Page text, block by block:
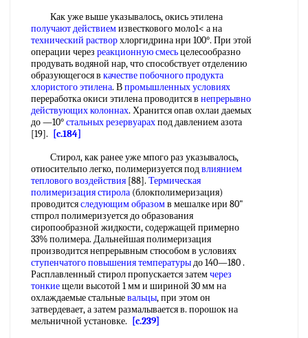
Как уже выше указывалось, окись этилена
получают действиемизвесткового моло1< а на
технический растворхлоргидрина нри 100°. При этой
операции через реакционную смесьцелесообразно
продувать водяной нар, что способствует отделению
образующегося в качестве побочного продукта
хлористого этилена. Впромышленных условиях
переработка окиси этилена проводится в непрерывно
действующих колоннах. Хранится опав охлаи даемых
до —10°стальных резервуарахпод давлением азота
[19].
[c.184]
Стирол, как ранее уже мпого раз указывалось,
отиосительпо легко, полимеризуется подвлиянием
теплового воздействия [88]. Термическая
полимеризация стирола (блокполимеризация)
проводитсяследующим образомв мешалке ири 80"
стпрол полимеризуется до образования
сиропообразной жидкости, содержащей примерно
33% полимера. Дальнейшая полимеризация
производится непрерывным стюсобом в условиях
ступенчатого повышения температурыдо 140—180 .
Расплавленный стирол пропускается затемчерез
тонкиещели высотой 1 мм и шириной 30 мм на
охлаждаемые стальныевальцы, при этом он
затвердевает, а затем размалывается в. порошок на
мельничной установке.
[c.239]